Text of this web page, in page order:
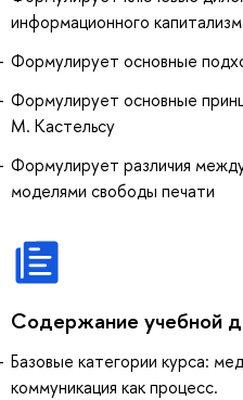
информационного
Формулирует основные
Формулирует основные
М. Кастельсу
Формулирует различия
моделями свободы печати
Содержание учебной
Базовые категории курса:
коммуникация как процесс.